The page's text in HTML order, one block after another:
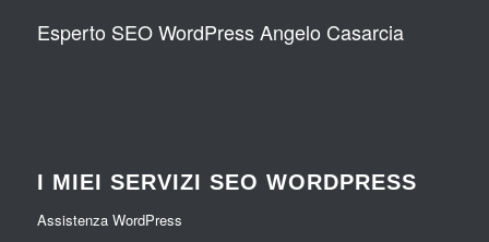
Esperto SEO WordPress Angelo Casarcia
I MIEI SERVIZI SEO WORDPRESS
Assistenza WordPress